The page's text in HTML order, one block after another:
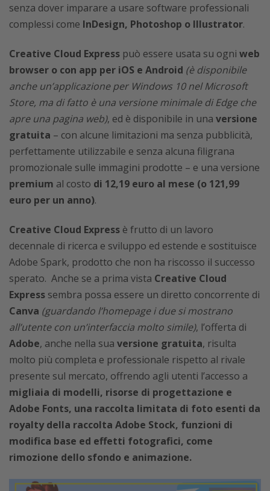
senza dover imparare a usare software professionali
complessi come InDesign, Photoshop o Illustrator.
Creative Cloud Express può essere usata su ogni web
browser o con app per iOS e Android (è disponibile
anche un’applicazione per Windows 10 nel Microsoft
Store, ma di fatto è una versione minimale di Edge che
apre una pagina web), ed è disponibile in una versione
gratuita – con alcune limitazioni ma senza pubblicità,
perfettamente utilizzabile e senza alcuna filigrana
promozionale sulle immagini prodotte – e una versione
premium al costo di 12,19 euro al mese (o 121,99
euro per un anno).
Creative Cloud Express è frutto di un lavoro
decennale di ricerca e sviluppo ed estende e sostituisce
Adobe Spark, prodotto che non ha riscosso il successo
sperato. Anche se a prima vista Creative Cloud
Express sembra possa essere un diretto concorrente di
Canva (guardando l’homepage i due si mostrano
all’utente con un’interfaccia molto simile), l’offerta di
Adobe, anche nella sua versione gratuita, risulta
molto più completa e professionale rispetto al rivale
presente sul mercato, offrendo agli utenti l’accesso a
migliaia di modelli, risorse di progettazione e
Adobe Fonts, una raccolta limitata di foto esenti da
royalty della raccolta Adobe Stock, funzioni di
modifica base ed effetti fotografici, come
rimozione dello sfondo e animazione.